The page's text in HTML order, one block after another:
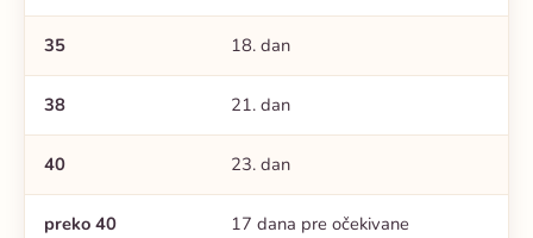
35 18. dan
38 21. dan
40 23. dan
preko 40
17 dana pre očekivane